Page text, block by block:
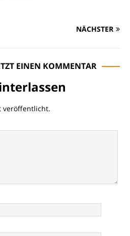
NÄCHSTER
EINEN KOMMENTAR
veröffentlicht.